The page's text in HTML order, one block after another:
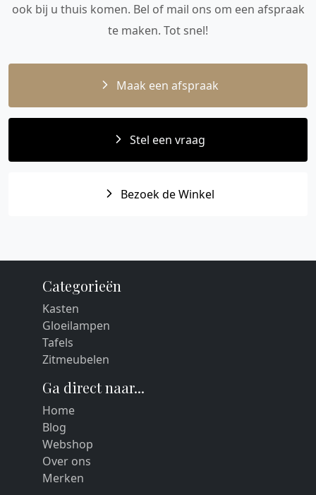
ook bij u thuis komen. Bel of mail ons om een afspraak
te maken. Tot snel!
Maak een afspraak
Stel een vraag
Bezoek de Winkel
Categorieën
Kasten
Gloeilampen
Tafels
Zitmeubelen
Ga direct naar...
Home
Blog
Webshop
Over ons
Merken